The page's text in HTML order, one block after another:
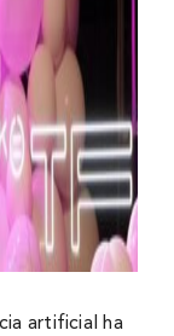
artificial ha